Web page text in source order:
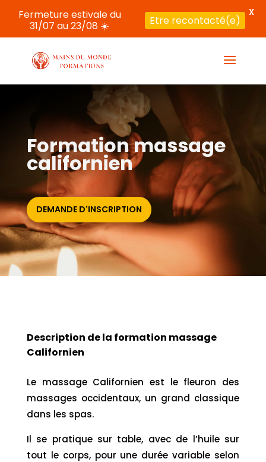
Formation massage
californien
DEMANDE D'INSCRIPTION
Description de la formation massage
Californien
Le massage Californien est le fleuron des
massages occidentaux, un grand classique
dans les spas.
Il se pratique sur table, avec de l’huile sur
tout le corps, pour une durée variable selon
Fermeture estivale du
31/07 au 23/08 ☀️
Etre recontacté(e)
X